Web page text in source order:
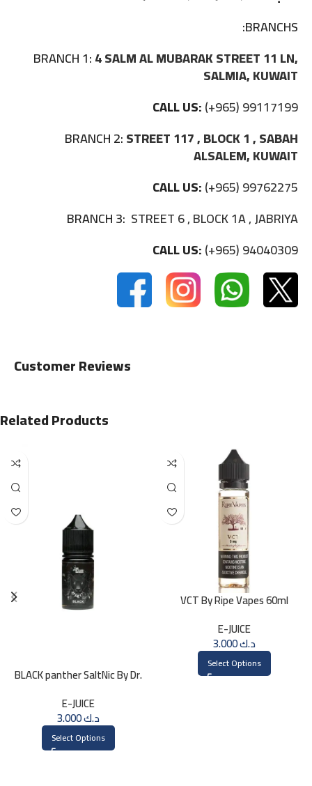
BRANCHS:
BRANCH 1:4 SALM AL MUBARAK STREET 11 LN,
SALMIA, KUWAIT
CALL US:(+965) 99117199
BRANCH 2:STREET 117 , BLOCK 1 , SABAH
ALSALEM, KUWAIT
CALL US:(+965) 99762275
BRANCH 3: STREET 6 , BLOCK 1A , JABRIYA
CALL US:(+965) 94040309
Customer Reviews
Related Products
BLACK panther SaltNic By Dr.
E-JUICE
د.ك3.000
Select Options
VCT By Ripe Vapes 60ml
E-JUICE
د.ك3.000
Select Options